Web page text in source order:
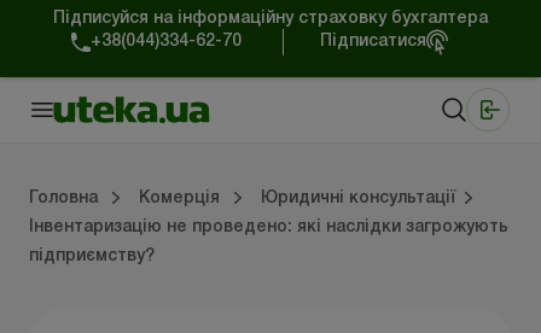
Підписуйся на інформаційну страховку бухгалтера
+38(044)334-62-70
Підписатися
Головна Комерція
Юридичні консультації
Інвентаризацію не проведено: які наслідки загрожують
підприємству?